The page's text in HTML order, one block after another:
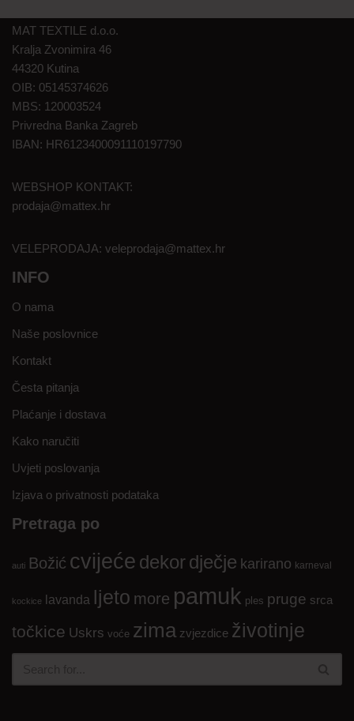
MAT TEXTILE d.o.o.
Kralja Zvonimira 46
44320 Kutina
OIB: 05145374626
MBS: 120003524
Privredna Banka Zagreb
IBAN: HR6123400091110197790
WEBSHOP KONTAKT:
prodaja@mattex.hr
VELEPRODAJA: veleprodaja@mattex.hr
INFO
O nama
Naše poslovnice
Kontakt
Česta pitanja
Plaćanje i dostava
Kako naručiti
Uvjeti poslovanja
Izjava o privatnosti podataka
Pretraga po
auti Božić cvijeće dekordječje karirano karneval
kockice lavanda ljeto more pamuk ples pruge srca
točkice Uskrs voće zima zvjezdice životinje